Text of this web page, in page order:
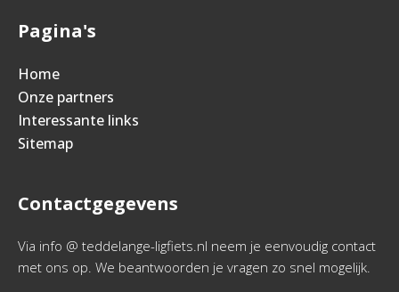
Pagina's
Home
Onze partners
Interessante links
Sitemap
Contactgegevens
Via info @ teddelange-ligfiets.nl neem je eenvoudig contact
met ons op. We beantwoorden je vragen zo snel mogelijk.